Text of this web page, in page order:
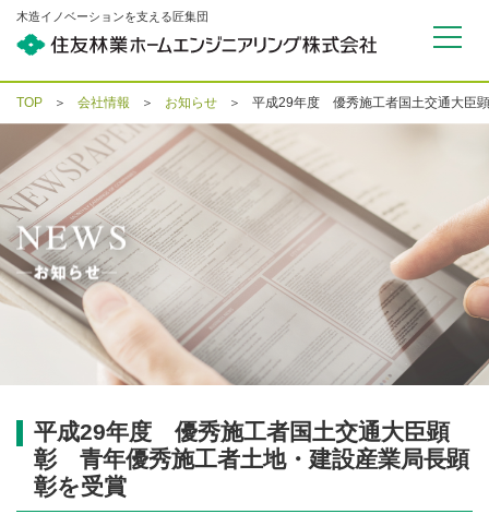
木造イノベーションを支える匠集団
TOP 会社情報 お知らせ 平成29年度 優秀施工者国土交通大臣
平成29年度 優秀施工者国土交通大臣顕
彰 青年優秀施工者土地・建設産業局長顕
彰を受賞